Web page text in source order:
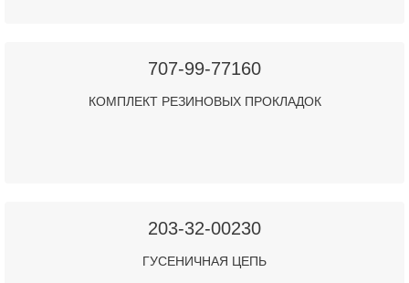
707-99-77160
КОМПЛЕКТ РЕЗИНОВЫХ ПРОКЛАДОК
203-32-00230
ГУСЕНИЧНАЯ ЦЕПЬ